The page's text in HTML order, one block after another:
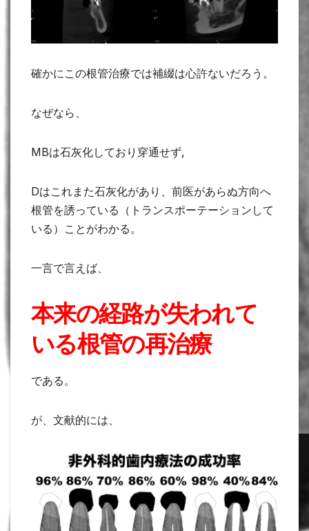
確かにこの根管治療では補綴は心許ないだろう。
なぜなら、
MBは石灰化しており穿通せず,
Dはこれまた石灰化があり、前医があらぬ方向へ
根管を誘っている（トランスポーテーションして
いる）ことがわかる。
一言で言えば、
本来の経路が失われて
いる根管の再治療
である。
が、文献的には、